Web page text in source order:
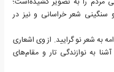
شعر خراسانی و نیز در
به شعر نو گرایید. از وی اشعاری
به نوازندگی تار و مقام‌های